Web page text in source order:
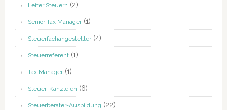
Leiter Steuern (2)
Senior Tax Manager(1)
Steuerfachangestellter(4)
Steuerreferent(1)
Tax Manager(1)
Steuer-Kanzleien (6)
Steuerberater-Ausbildung (22)